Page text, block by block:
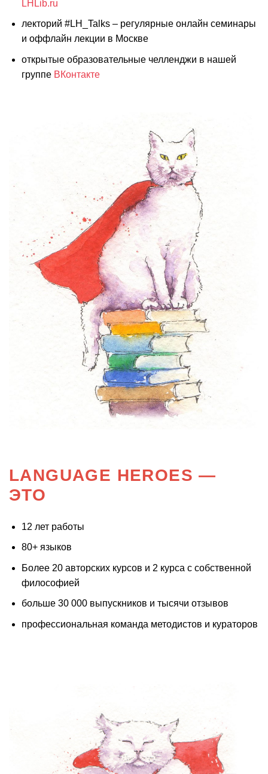
LHLib.ru
лекторий #LH_Talks – регулярные онлайн семинары
и оффлайн лекции в Москве
открытые образовательные челленджи в нашей
группе ВКонтакте
LANGUAGE HEROES —
ЭТО
12 лет работы
80+ языков
Более 20 авторских курсов и 2 курса с собственной
философией
больше 30 000 выпускников и тысячи отзывов
профессиональная команда методистов и кураторов